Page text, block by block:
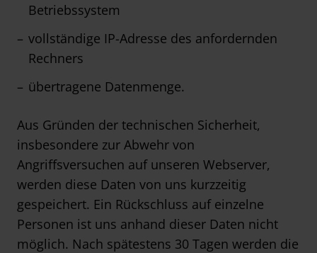
Betriebssystem
vollständige IP-Adresse des anfordernden
Rechners
übertragene Datenmenge.
Aus Gründen der technischen Sicherheit,
insbesondere zur Abwehr von
Angriffsversuchen auf unseren Webserver,
werden diese Daten von uns kurzzeitig
gespeichert. Ein Rückschluss auf einzelne
Personen ist uns anhand dieser Daten nicht
möglich. Nach spätestens 30 Tagen werden die